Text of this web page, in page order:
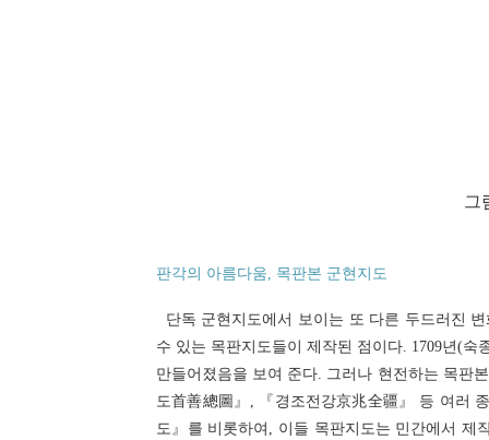
그
판각의 아름다움, 목판본 군현지도
단독 군현지도에서 보이는 또 다른 두드러진
수 있는 목판지도들이 제작된 점이다. 1709년(
만들어졌음을 보여 준다. 그러나 현전하는 목판
도首善總圖』, 『경조전강京兆全疆』 등 여러
도』를 비롯하여, 이들 목판지도는 민간에서 제